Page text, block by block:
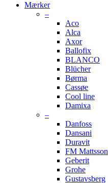
Mærker
–
Aco
Alca
Axor
Ballofix
BLANCO
Blücher
Børma
Cassøe
Cool line
Damixa
–
Danfoss
Dansani
Duravit
FM Mattsson
Geberit
Grohe
Gustavsberg